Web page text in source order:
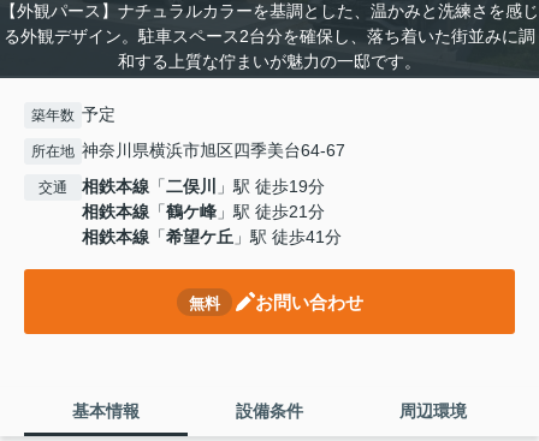
【外観パース】ナチュラルカラーを基調とした、温かみと洗練さを感じ
る外観デザイン。駐車スペース2台分を確保し、落ち着いた街並みに調
和する上質な佇まいが魅力の一邸です。
築年数 予定
所在地 神奈川県横浜市旭区四季美台64-67
交通 相鉄本線 「二俣川
」駅 徒歩19分
相鉄本線 「鶴ケ峰 」駅 徒歩21分
相鉄本線 「希望ケ丘 」駅 徒歩41分
無料 お問い合わせ
基本情報 設備条件 周辺環境